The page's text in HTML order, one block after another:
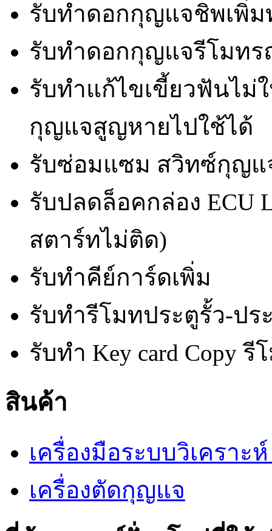
รับทำดอกกุญแจชิพเพิ่
รับทำดอกกุญแจรีโมทร
รับทำแก้ไขเขี้ยวฟันไม่
กุญแจสูญหายไปใช้ได้
รับซ่อมแซม สวิทซ์กุญแ
รับปลดล็อคกล่อง ECU
สตาร์ทไม่ติด)
รับทำคีย์การ์ดเพิ่ม
รับทำรีโมทประตูรั้ว-ปร
รับทำ Key card Copy
สินค้า
เครื่องมือระบบวิเคราะ
เครื่องตัดกุญแจ